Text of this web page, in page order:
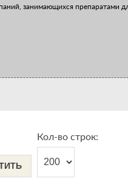
занимающихся препаратами
Кол-во строк: